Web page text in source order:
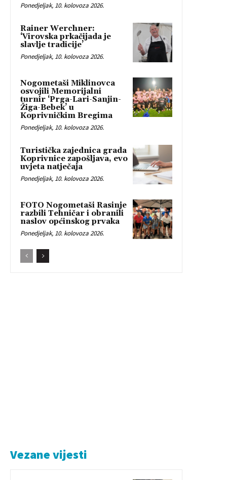
Ponedjeljak, 10. kolovoza 2026.
Rainer Werchner:
‘Virovska prkačijada je
slavlje tradicije’
Ponedjeljak, 10. kolovoza 2026.
Nogometaši Miklinovca
osvojili Memorijalni
turnir ‘Prga-Lari-Sanjin-
Žiga-Bebek’ u
Koprivničkim Bregima
Ponedjeljak, 10. kolovoza 2026.
Turistička zajednica grada
Koprivnice zapošljava, evo
uvjeta natječaja
Ponedjeljak, 10. kolovoza 2026.
FOTO Nogometaši Rasinje
razbili Tehničar i obranili
naslov općinskog prvaka
Ponedjeljak, 10. kolovoza 2026.
Vezane vijesti